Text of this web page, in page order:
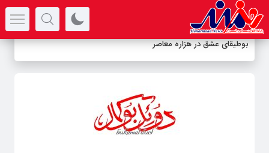
بوطیقای عشق در هزاره معاصر